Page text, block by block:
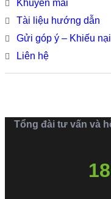
Khuyến mãi
Tài liệu hướng dẫn
Gửi góp ý – Khiếu nại
Liên hệ
Tổng đài tư vấn và